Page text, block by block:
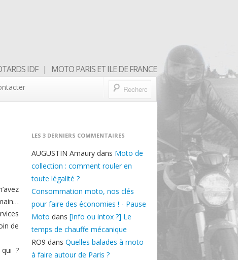
IDF | MOTO PARIS ET ILE DE FRANCE
de
?
LES 3 DERNIERS COMMENTAIRES
AUGUSTIN Amaurydans Moto de
collection : comment rouler en
toute légalité ?
Consommation moto, nos clés
pour faire des économies ! - Pause
Moto dans [Info ou intox ?] Le
temps de chauffe mécanique
RO9 dans Quelles balades à moto
à faire autour de Paris ?